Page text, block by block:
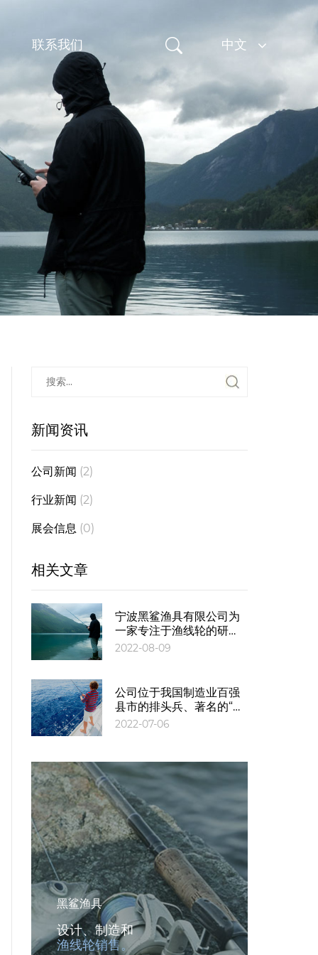
联系我们 中文
新闻资讯
公司新闻 (2)
行业新闻 (2)
展会信息 (0)
相关文章
宁波黑鲨渔具有限公司为
一家专注于渔线轮的研
发、生产和销售的高科技
2022-08-09
公司位于我国制造业百强
县市的排头兵、著名的“杨
梅之乡”、中国钓具生产基
2022-07-06
黑鲨渔具
设计、制造和
渔线轮销售。